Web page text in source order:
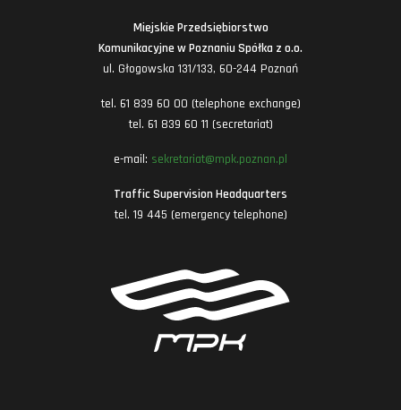
Miejskie Przedsiębiorstwo
Komunikacyjne w Poznaniu Spółka z o.o.
ul. Głogowska 131/133, 60-244 Poznań
tel. 61 839 60 00 (telephone exchange)
tel. 61 839 60 11 (secretariat)
e-mail: sekretariat@mpk.poznan.pl
Traffic Supervision Headquarters
tel. 19 445 (emergency telephone)